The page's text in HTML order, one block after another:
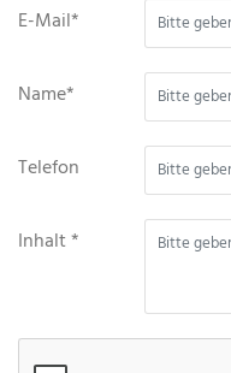
E-Mail*
Name*
Telefon
Inhalt *